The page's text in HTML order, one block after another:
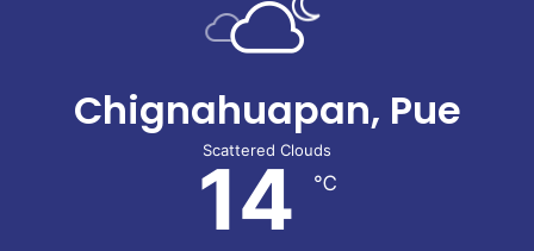
Chignahuapan, Pue
Scattered Clouds
14 ℃